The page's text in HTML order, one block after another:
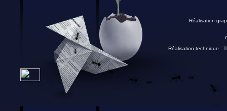
Réalisation
Réalisation technique :